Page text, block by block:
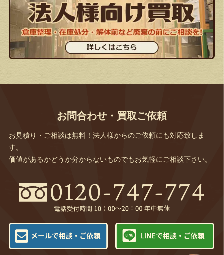
お問合わせ・買取ご依頼
お見積り・ご相談は無料！法人様からのご依頼にも対応致しま
す。
価値があるかどうか分からないものでもお気軽にご相談下さい。